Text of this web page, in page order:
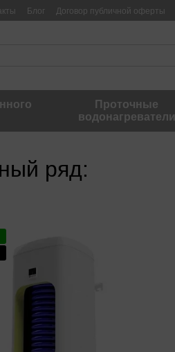
Блог Договор публичной оферты
Проточные
водонагреватели
ряд: